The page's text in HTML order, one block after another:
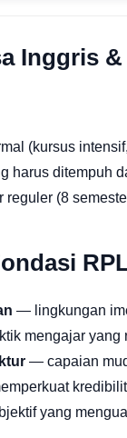
Inggris
(kursus
harus ditempuh
(8
— lingkungan
mengajar yang
— capaian
yang